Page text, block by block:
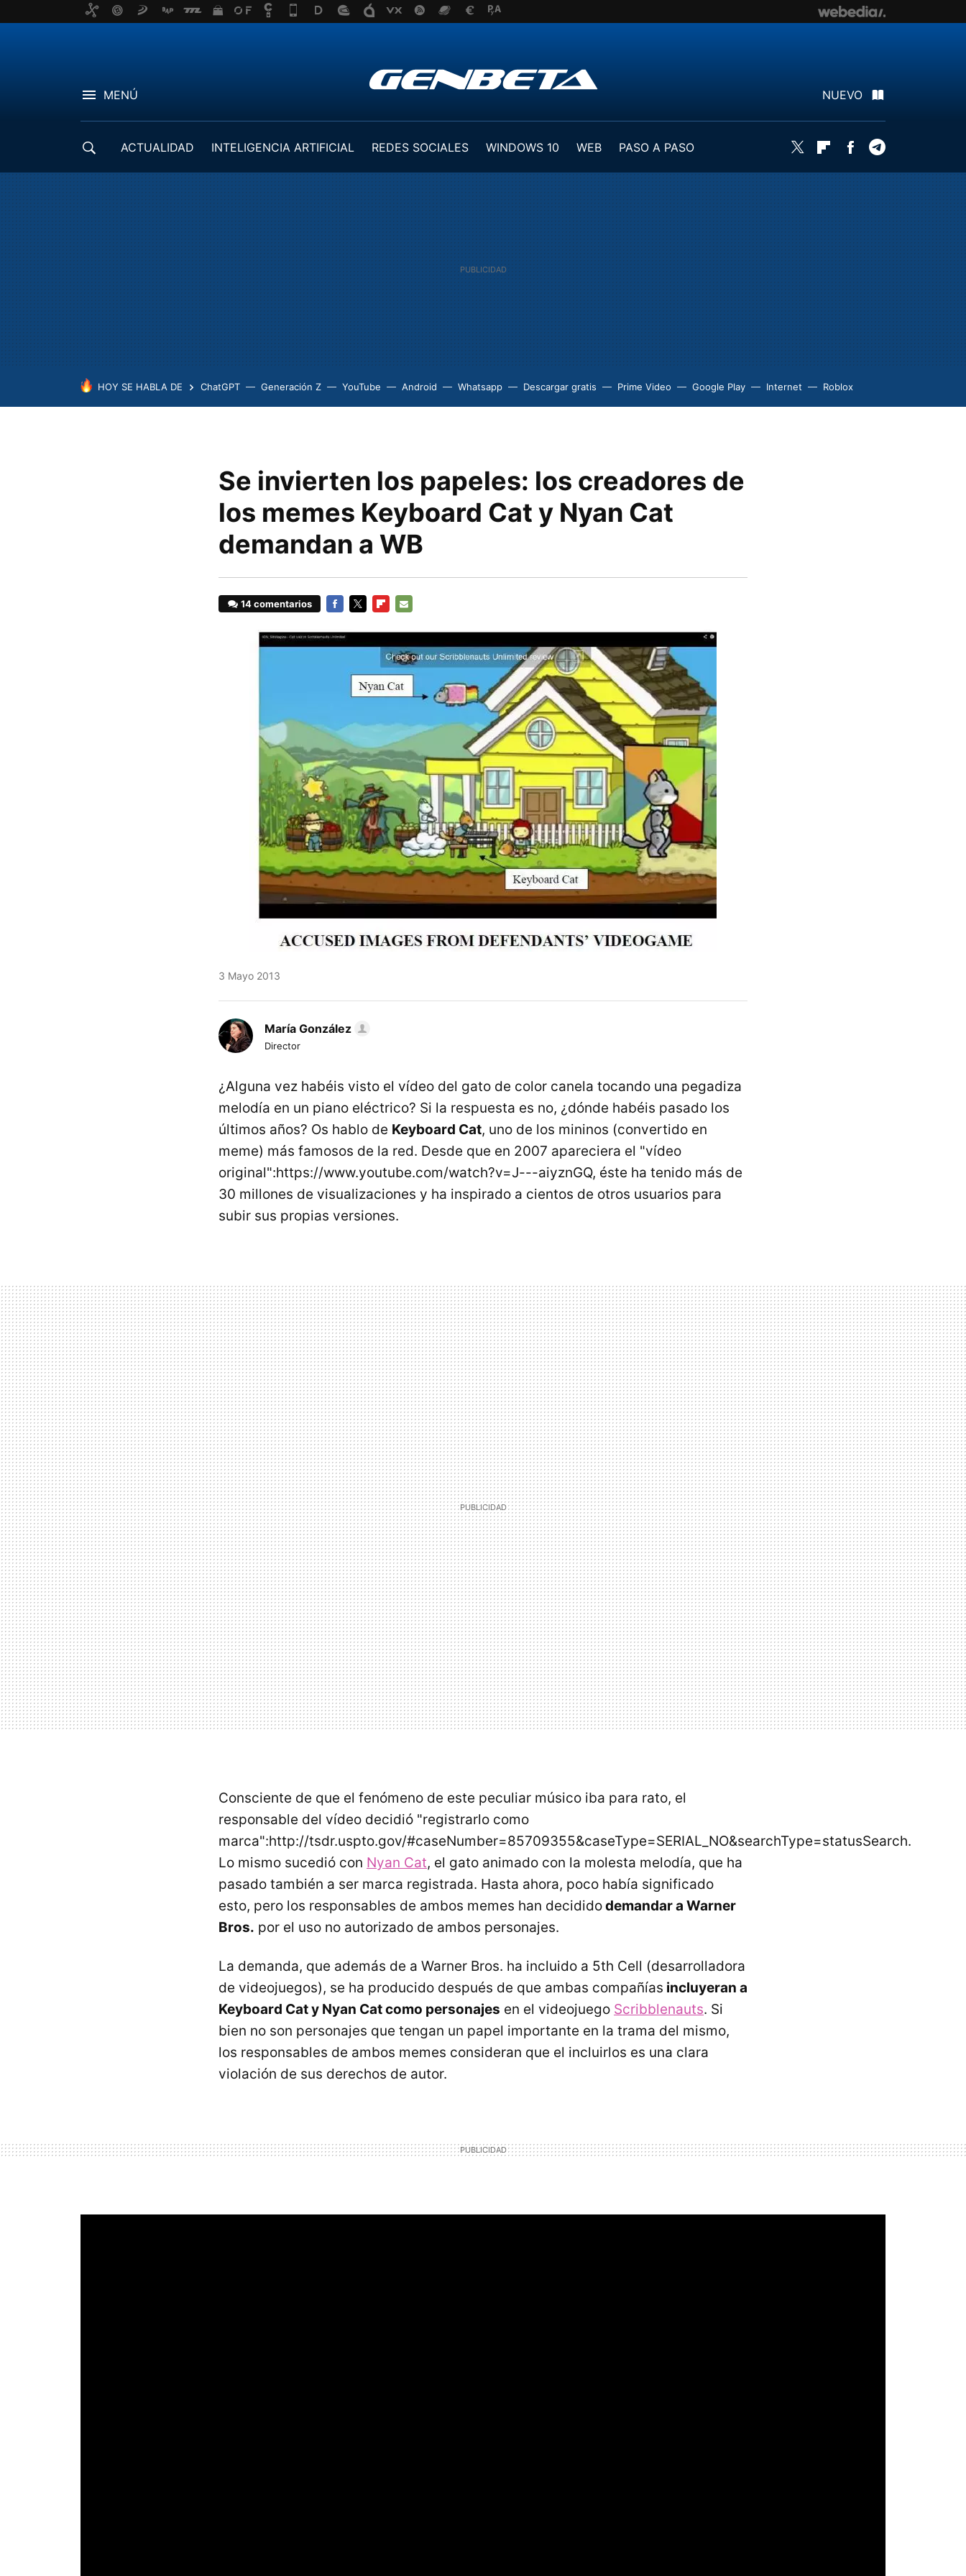
MENÚ NUEVO
ACTUALIDAD INTELIGENCIA ARTIFICIAL REDES SOCIALES WINDOWS 10 WEB
PASO A PASO
Twitter FlipboardFacebook
HOY SE HABLA DE ChatGPT Generación Z YouTube Android Whatsapp Descargar gratis Prime Video Google Play Internet Roblox
Se invierten los papeles: los creadores de
los memes Keyboard Cat y Nyan Cat
demandan a WB
14 comentarios
3 Mayo 2013
María González
Director
¿Alguna vez habéis visto el vídeo del gato de color canela tocando una pegadiza
melodía en un piano eléctrico? Si la respuesta es no, ¿dónde habéis pasado los
últimos años? Os hablo de Keyboard Cat, uno de los mininos (convertido en
meme) más famosos de la red. Desde que en 2007 apareciera el "vídeo
original":https://www.youtube.com/watch?v=J---aiyznGQ, éste ha tenido más de
30 millones de visualizaciones y ha inspirado a cientos de otros usuarios para
subir sus propias versiones.
Consciente de que el fenómeno de este peculiar músico iba para rato, el
responsable del vídeo decidió "registrarlo como
marca":http://tsdr.uspto.gov/#caseNumber=85709355&caseType=SERIAL_NO&searchType=statusSearch.
Lo mismo sucedió con Nyan Cat, el gato animado con la molesta melodía, que ha
pasado también a ser marca registrada. Hasta ahora, poco había significado
esto, pero los responsables de ambos memes han decididodemandar a Warner
Bros. por el uso no autorizado de ambos personajes.
La demanda, que además de a Warner Bros. ha incluido a 5th Cell (desarrolladora
de videojuegos), se ha producido después de que ambas compañías incluyeran a
Keyboard Cat y Nyan Cat como personajes en el videojuego Scribblenauts. Si
bien no son personajes que tengan un papel importante en la trama del mismo,
los responsables de ambos memes consideran que el incluirlos es una clara
violación de sus derechos de autor.